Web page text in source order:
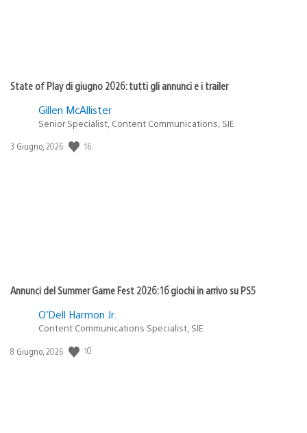
State of Play di giugno 2026: tutti gli annunci e i trailer
Gillen McAllister
Senior Specialist, Content Communications, SIE
Data
3 Giugno, 2026 16
Annunci del Summer Game Fest 2026: 16 giochi in arrivo su PS5
O’Dell Harmon Jr.
Content Communications Specialist, SIE
Data
8 Giugno, 2026 10